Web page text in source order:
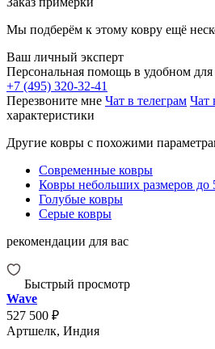
Мы подберём к этому ковру ещё
Ваш личный эксперт
Персональная помощь в удобном для
+7 (495) 320-32-41
Перезвоните мне Чат в телеграм Чат
характеристики
Другие ковры с похожими
Современные ковры
Ковры небольших размеров до
Голубые ковры
Серые ковры
рекомендации для вас
Быстрый просмотр
Wave
527 500 ₽
Артшелк, Индия